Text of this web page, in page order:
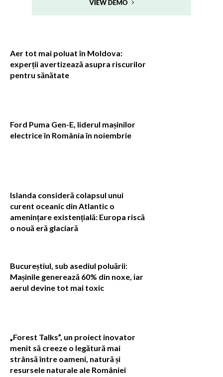
Aer tot mai poluat în Moldova:
experții avertizează asupra riscurilor
pentru sănătate
Ford Puma Gen-E, liderul mașinilor
electrice în România în noiembrie
Islanda consideră colapsul unui
curent oceanic din Atlantic o
amenințare existențială: Europa riscă
o nouă eră glaciară
Bucureștiul, sub asediul poluării:
Mașinile generează 60% din noxe, iar
aerul devine tot mai toxic
„Forest Talks”, un proiect inovator
menit să creeze o legătură mai
strânsă între oameni, natură și
resursele naturale ale României